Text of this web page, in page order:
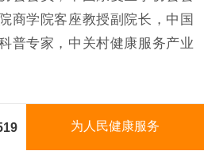
商学院客座教授副院长，中国
普专家，中关村健康服务产业
为人民健康服务